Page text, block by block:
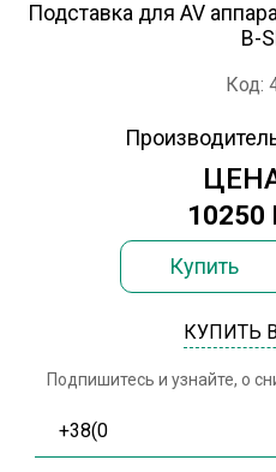
Подставка для AV
B-
Код:
10250
Купить
КУПИТЬ
Подпишитесь и узнайте, о